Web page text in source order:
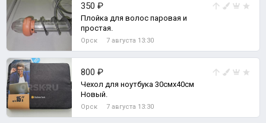
350 ₽
Плойка для волос паровая и
простая.
Орск 7 августа 13:30
800 ₽
Чехол для ноутбука 30смх40см
Новый.
Орск 7 августа 13:30